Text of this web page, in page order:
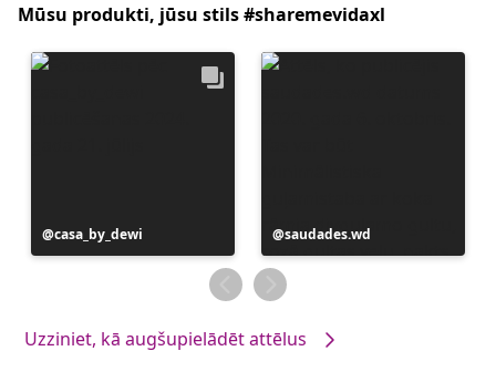
Mūsu produkti, jūsu stils #sharemevidaxl
Ierakstu
publicējis
casa_by_dewi
Ierakstu
publicējis
saudades.wd
Uzziniet, kā augšupielādēt attēlus